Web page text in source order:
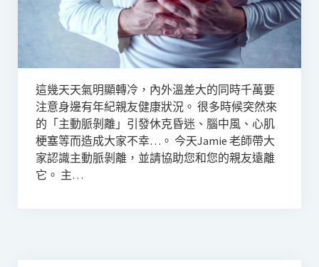
這幾天天氣明顯轉冷，內外溫差大的同時千萬要
注意身邊有年紀親友健康狀況。 很多時候突然來
的「主動脈剝離」引發休克昏迷、腦中風、心肌
梗塞等而造成大家不幸…。 今天Jamie 老師帶大
家認識主動脈剝離，並請協助您和您的親友遠離
它。 主…